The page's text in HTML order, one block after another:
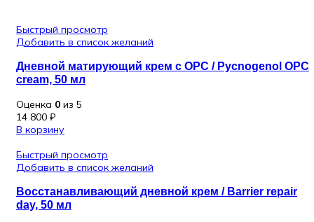
Быстрый просмотр
Добавить в список желаний
Дневной матирующий крем с OPC / Pycnogenol OPC
cream, 50 мл
Оценка 0 из 5
14 800 ₽
В корзину
Быстрый просмотр
Добавить в список желаний
Восстанавливающий дневной крем / Barrier repair
day, 50 мл